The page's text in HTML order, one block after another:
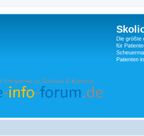
Die größte
für
Patienten